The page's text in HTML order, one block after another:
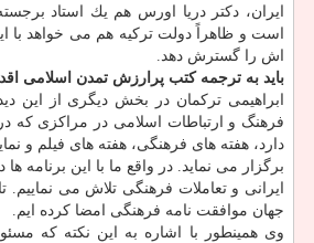
ایران، دكتر دریا اورس هم یك استاد
است و ظاهراً دولت تركیه هم می خواهد با
اش را گسترش دهد.
باید به ترجمه كتب پرارزش تمدن اسلامی
ابراهیمی تركمان در بخش دیگری از این
فرهنگ و ارتباطات اسلامی در مراكزی كه
دارد، هفته های فرهنگی، هفته های فیلم و
برگزار می نماید. در واقع ما با این
جهان موافقت نامه فرهنگی امضا كرده ایم.
وی همینطور با اشاره به این نكته كه